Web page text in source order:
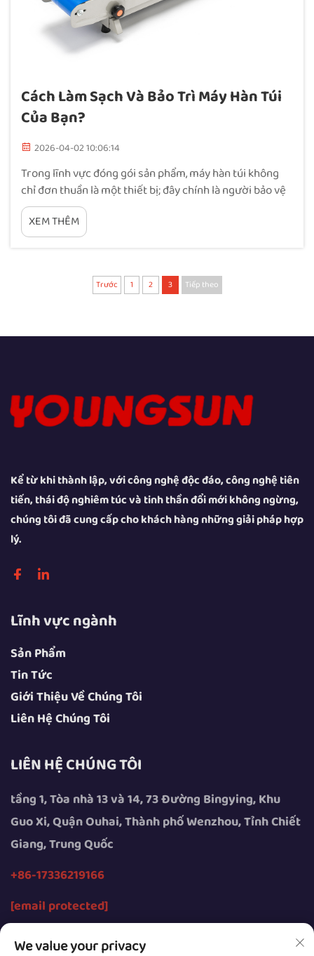
Cách Làm Sạch Và Bảo Trì Máy Hàn Túi
Của Bạn?
2026-04-02 10:06:14
Trong lĩnh vực đóng gói sản phẩm, máy hàn túi không
chỉ đơn thuần là một thiết bị; đây chính là người bảo vệ
cuối cùng đảm bảo tính toàn vẹn của sản phẩm và danh
tiếng thương hiệu của bạn. Dù bạn đang bảo quản độ
tươi mới của cà phê cao cấp hay…
XEM THÊM
Trước 1 2 3 Tiếp theo
Kể từ khi thành lập, với công nghệ độc đáo, công nghệ tiên
tiến, thái độ nghiêm túc và tinh thần đổi mới không ngừng,
chúng tôi đã cung cấp cho khách hàng những giải pháp hợp
lý.
Lĩnh vực ngành
Sản Phẩm
Tin Tức
Giới Thiệu Về Chúng Tôi
Liên Hệ Chúng Tôi
LIÊN HỆ CHÚNG TÔI
tầng 1, Tòa nhà 13 và 14, 73 Đường Bingying, Khu
Guo Xi, Quận Ouhai, Thành phố Wenzhou, Tỉnh Chiết
Giang, Trung Quốc
+86-17336219166
[email protected]
We value your privacy